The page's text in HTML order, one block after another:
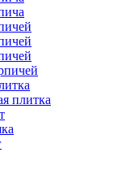
плитка